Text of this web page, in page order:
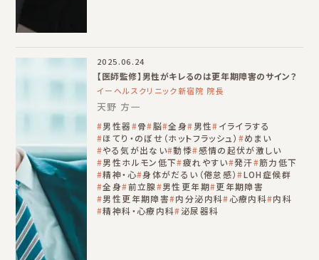
2025.06.24
【医師監修】男性がキレるのは更年期障害のサイン？
イーヘルスクリニック新宿院 院長
天野 方一
男性器 骨 脳 全身 男性 イライラする
ほてり・のぼせ（ホットフラッシュ）
めまい
やる気が出ない 動悸 感情の起伏が激しい
男性ホルモン低下 疲れやすい 発汗 筋力低下
精神・心 身体がだるい（倦怠感） LOH症候群
全身 前立腺 男性更年期 更年期障害
男性更年期障害 内分泌内科 心療内科 内科
精神科・心療内科 泌尿器科